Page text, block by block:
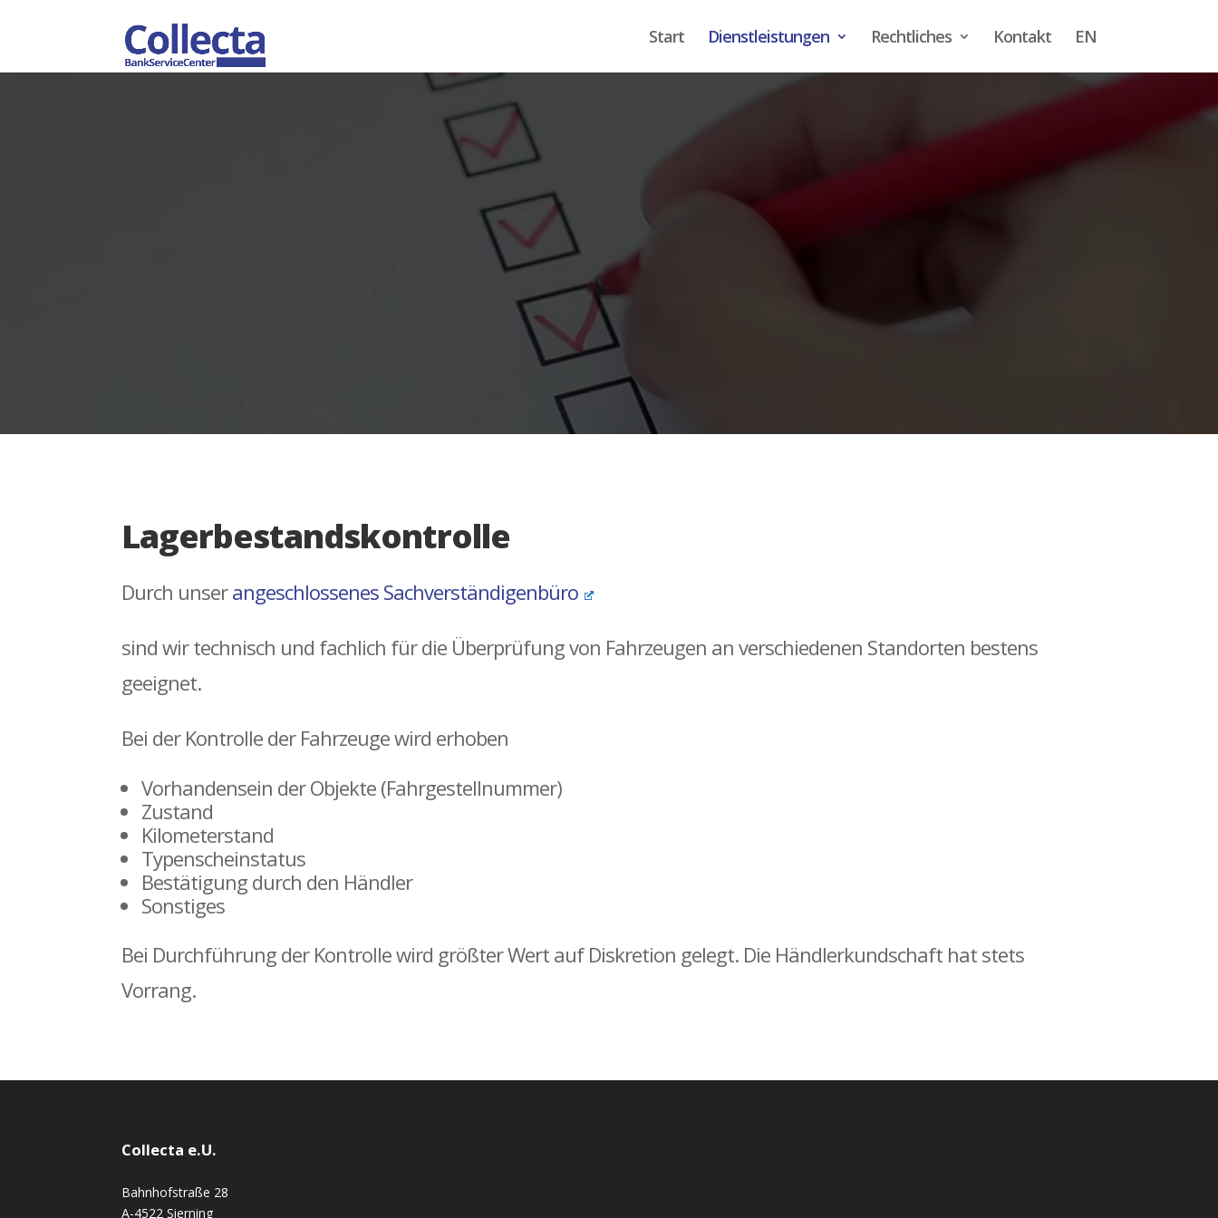
Start Dienstleistungen Rechtliches Kontakt EN
Lagerbestandskontrolle
Durch unserangeschlossenes Sachverständigenbüro
sind wir technisch und fachlich für die Überprüfung von Fahrzeugen an verschiedenen Standorten bestens
geeignet.
Bei der Kontrolle der Fahrzeuge wird erhoben
Vorhandensein der Objekte (Fahrgestellnummer)
Zustand
Kilometerstand
Typenscheinstatus
Bestätigung durch den Händler
Sonstiges
Bei Durchführung der Kontrolle wird größter Wert auf Diskretion gelegt. Die Händlerkundschaft hat stets
Vorrang.
Collecta e.U.
Bahnhofstraße 28
A-4522 Sierning